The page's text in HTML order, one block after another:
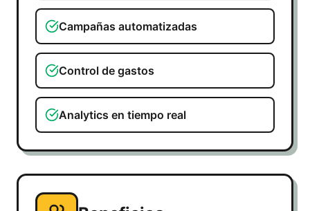
Campañas automatizadas
Control de gastos
Analytics en tiempo real